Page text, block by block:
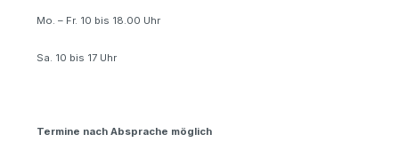
Mo. – Fr. 10 bis 18.00 Uhr
Sa. 10 bis 17 Uhr
Termine nach Absprache möglich